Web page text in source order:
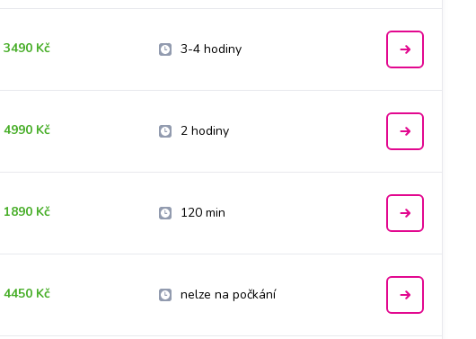
3490 Kč 3-4 hodiny
4990 Kč 2 hodiny
1890 Kč 120 min
4450 Kč nelze na počkání